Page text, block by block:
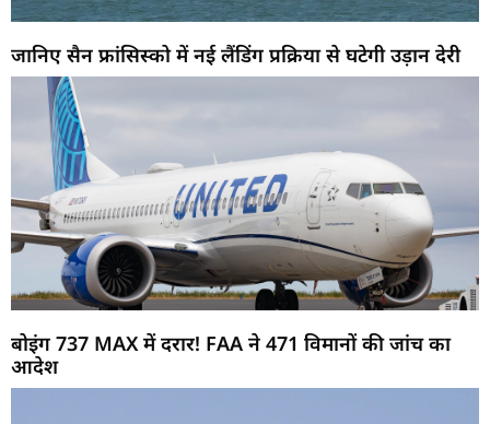
जानिए सैन फ्रांसिस्को में नई लैंडिंग प्रक्रिया से घटेगी उड़ान देरी
बोइंग 737 MAX में दरार! FAA ने 471 विमानों की जांच का
आदेश